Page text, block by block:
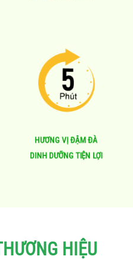
HƯƠNG VỊ ĐẬM ĐÀ
DINH DƯỠNG TIỆN LỢI
HIỆU